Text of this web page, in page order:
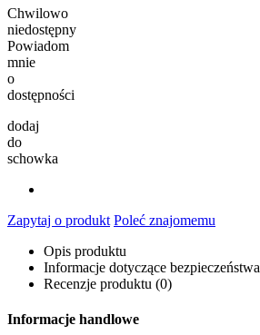
Chwilowo
niedostępny
Powiadom
mnie
o
dostępności
dodaj
do
schowka
Zapytaj o produkt Poleć znajomemu
Opis produktu
Informacje dotyczące bezpieczeństwa
Recenzje produktu (0)
Informacje handlowe